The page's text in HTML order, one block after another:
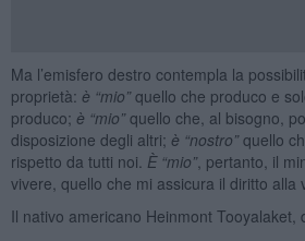
Ma l’emisfero destro contempla la
proprietà: è “mio”quello che produco e
produco; è “mio”quello che, al bisogno,
disposizione degli altri; è “nostro”quello
rispetto da tutti noi. È “mio”, pertanto, il
vivere, quello che mi assicura il diritto alla
Il nativo americano Heinmont Tooyalaket,